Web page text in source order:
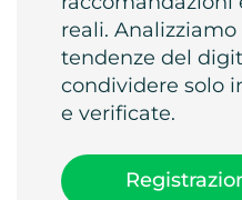
reali.
tendenze del
condividere solo
e verificate.